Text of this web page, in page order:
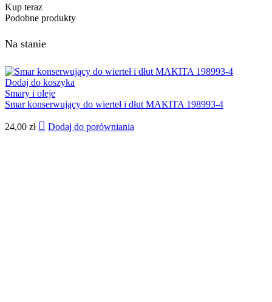
Kup teraz
Podobne produkty
Na stanie
Dodaj do koszyka
Smary i oleje
Smar konserwujący do wierteł i dłut MAKITA 198993-4
24,00 zł Dodaj do porówniania